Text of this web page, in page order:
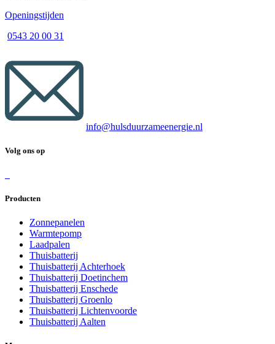
Openingstijden
0543 20 00 31
info@hulsduurzameenergie.nl
Volg on​s op
Producten
Zonnepanelen
Warmtepomp
Laadpalen
Thuisbatterij
Thuisbatterij Achterhoek
Thuisbatterij Doetinchem
Thuisbatterij Enschede
Thuisbatterij Groenlo
Thuisbatterij Lichtenvoorde
Thuisbatterij Aalten